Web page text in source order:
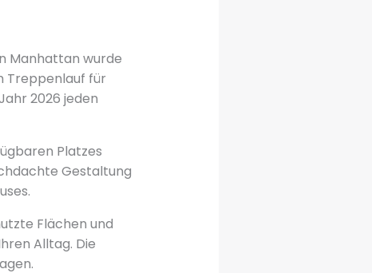
Manhattan wurde
Treppenlauf für
2026 jeden
Platzes
Gestaltung
Flächen und
Alltag. Die